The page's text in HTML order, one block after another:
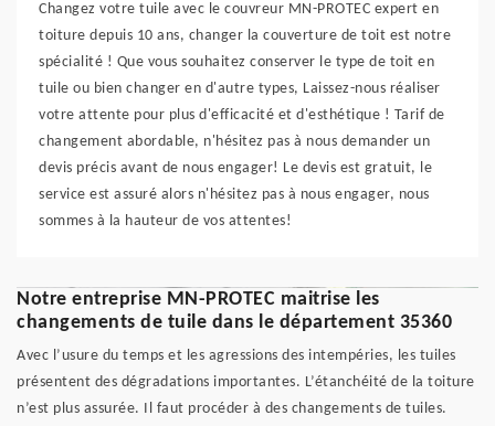
Changez votre tuile avec le couvreur MN-PROTEC expert en
toiture depuis 10 ans, changer la couverture de toit est notre
spécialité ! Que vous souhaitez conserver le type de toit en
tuile ou bien changer en d'autre types, Laissez-nous réaliser
votre attente pour plus d'efficacité et d'esthétique ! Tarif de
changement abordable, n'hésitez pas à nous demander un
devis précis avant de nous engager! Le devis est gratuit, le
service est assuré alors n'hésitez pas à nous engager, nous
sommes à la hauteur de vos attentes!
Notre entreprise MN-PROTEC maitrise les
changements de tuile dans le département 35360
Avec l’usure du temps et les agressions des intempéries, les tuiles
présentent des dégradations importantes. L’étanchéité de la toiture
n’est plus assurée. Il faut procéder à des changements de tuiles.